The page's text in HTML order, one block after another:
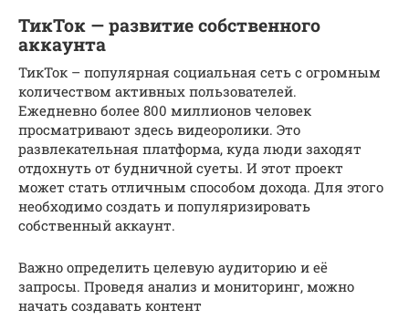
ТикТок — развитие собственного
аккаунта
ТикТок – популярная социальная сеть с огромным
количеством активных пользователей.
Ежедневно более 800 миллионов человек
просматривают здесь видеоролики. Это
развлекательная платформа, куда люди заходят
отдохнуть от будничной суеты. И этот проект
может стать отличным способом дохода. Для этого
необходимо создать и популяризировать
собственный аккаунт.
Важно определить целевую аудиторию и её
запросы. Проведя анализ и мониторинг, можно
начать создавать контент